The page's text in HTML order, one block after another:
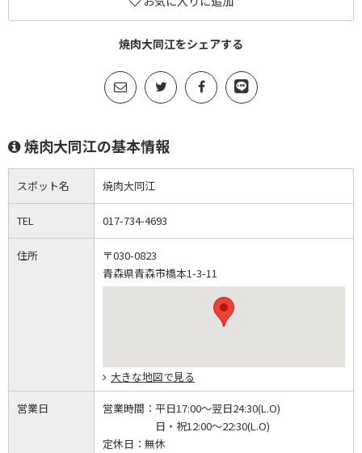
焼肉大同江をシェアする
焼肉大同江の基本情報
スポット名 焼肉大同江
TEL 017-734-4693
住所
〒030-0823
青森県青森市橋本1-3-11
大きな地図で見る
営業日 営業時間： 平日17:00～翌日24:30(L.O)
日・祝12:00～22:30(L.O)
定休日： 無休